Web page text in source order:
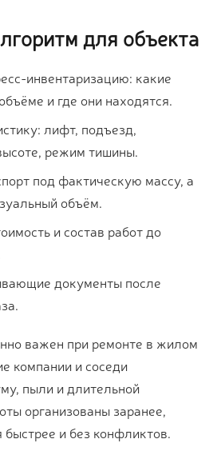
для объекта
инвентаризацию: какие
и где они находятся.
лифт, подъезд,
режим тишины.
под фактическую массу, а
объём.
и состав работ до
документы после
важен при ремонте в жилом
компании и соседи
пыли и длительной
организованы заранее,
быстрее и без конфликтов.